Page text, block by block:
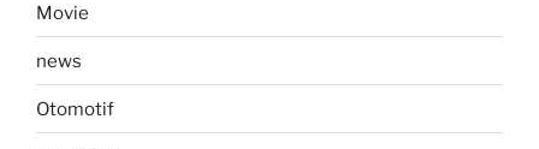
Movie
news
Otomotif